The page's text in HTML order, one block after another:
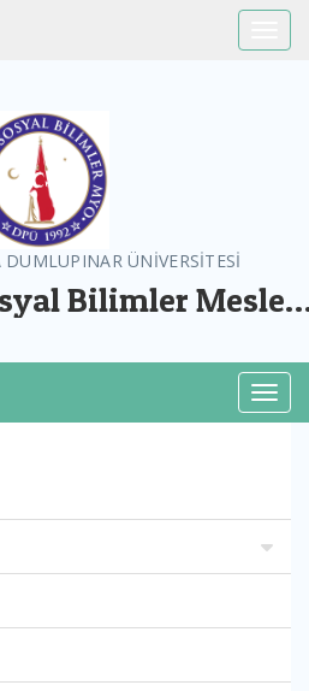
DUMLUPINAR ÜNİVERSİTESİ
Bilimler Meslek